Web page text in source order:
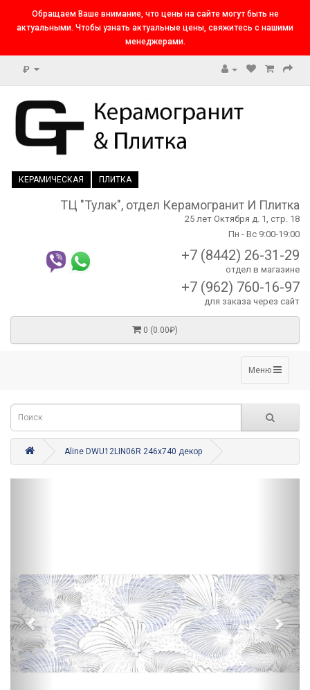
Обращаем Ваше внимание, что цены на сайте могут быть не
актуальными. Чтобы узнать актуальные цены, свяжитесь с нашими
менеджерами.
₽
КЕРАМИЧЕСКАЯ ПЛИТКА
ТЦ "Тулак", отдел Керамогранит И Плитка
25 лет Октября д. 1, стр. 18
Пн - Вс 9:00-19:00
+7 (8442) 26-31-29
отдел в магазине
+7 (962) 760-16-97
для заказа через сайт
0 (0.00₽)
Меню
Aline DWU12LIN06R 246x740 декор